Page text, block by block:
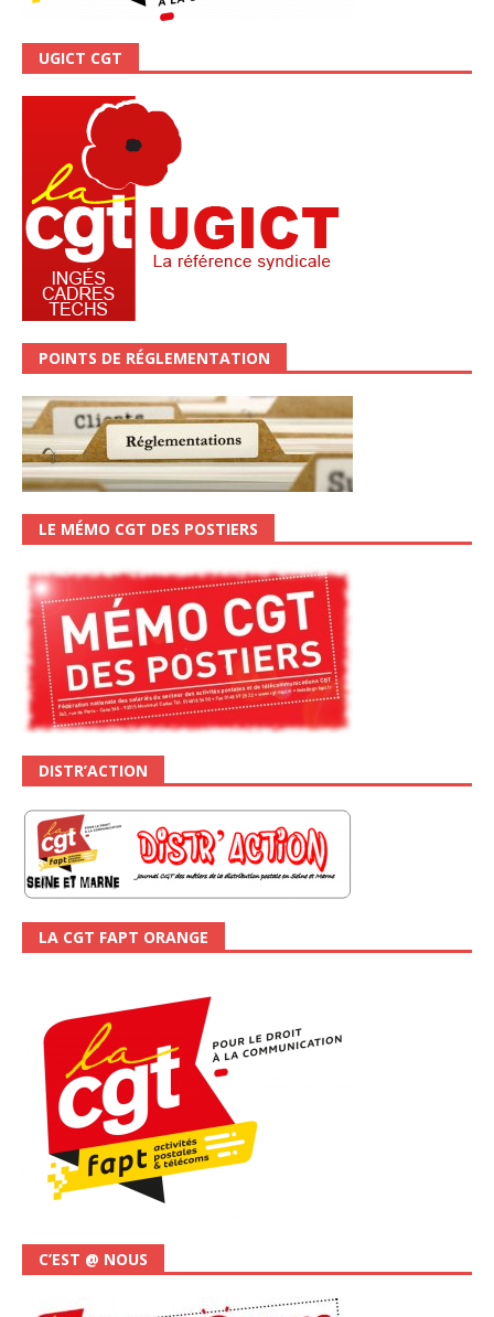
UGICT CGT
POINTS DE RÉGLEMENTATION
LE MÉMO CGT DES POSTIERS
DISTR’ACTION
LA CGT FAPT ORANGE
C’EST @ NOUS